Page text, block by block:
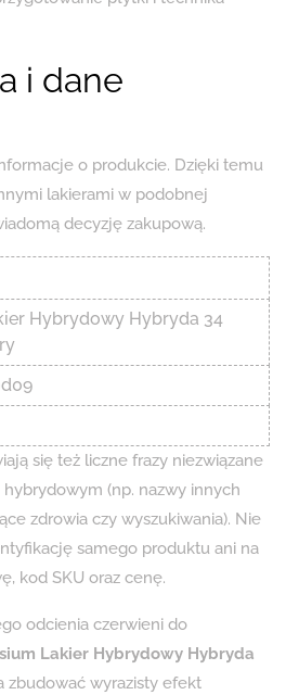
i dane
o produkcie. Dzięki temu
lakierami w podobnej
decyzję zakupową.
Hybrydowy Hybryda 34
się też liczne frazy niezwiązane
(np. nazwy innych
zdrowia czy wyszukiwania). Nie
samego produktu ani na
kod SKU oraz cenę.
odcienia czerwieni do
Lakier Hybrydowy Hybryda
zbudować wyrazisty efekt